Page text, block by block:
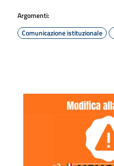
Argomenti:
Comunicazione istituzionale